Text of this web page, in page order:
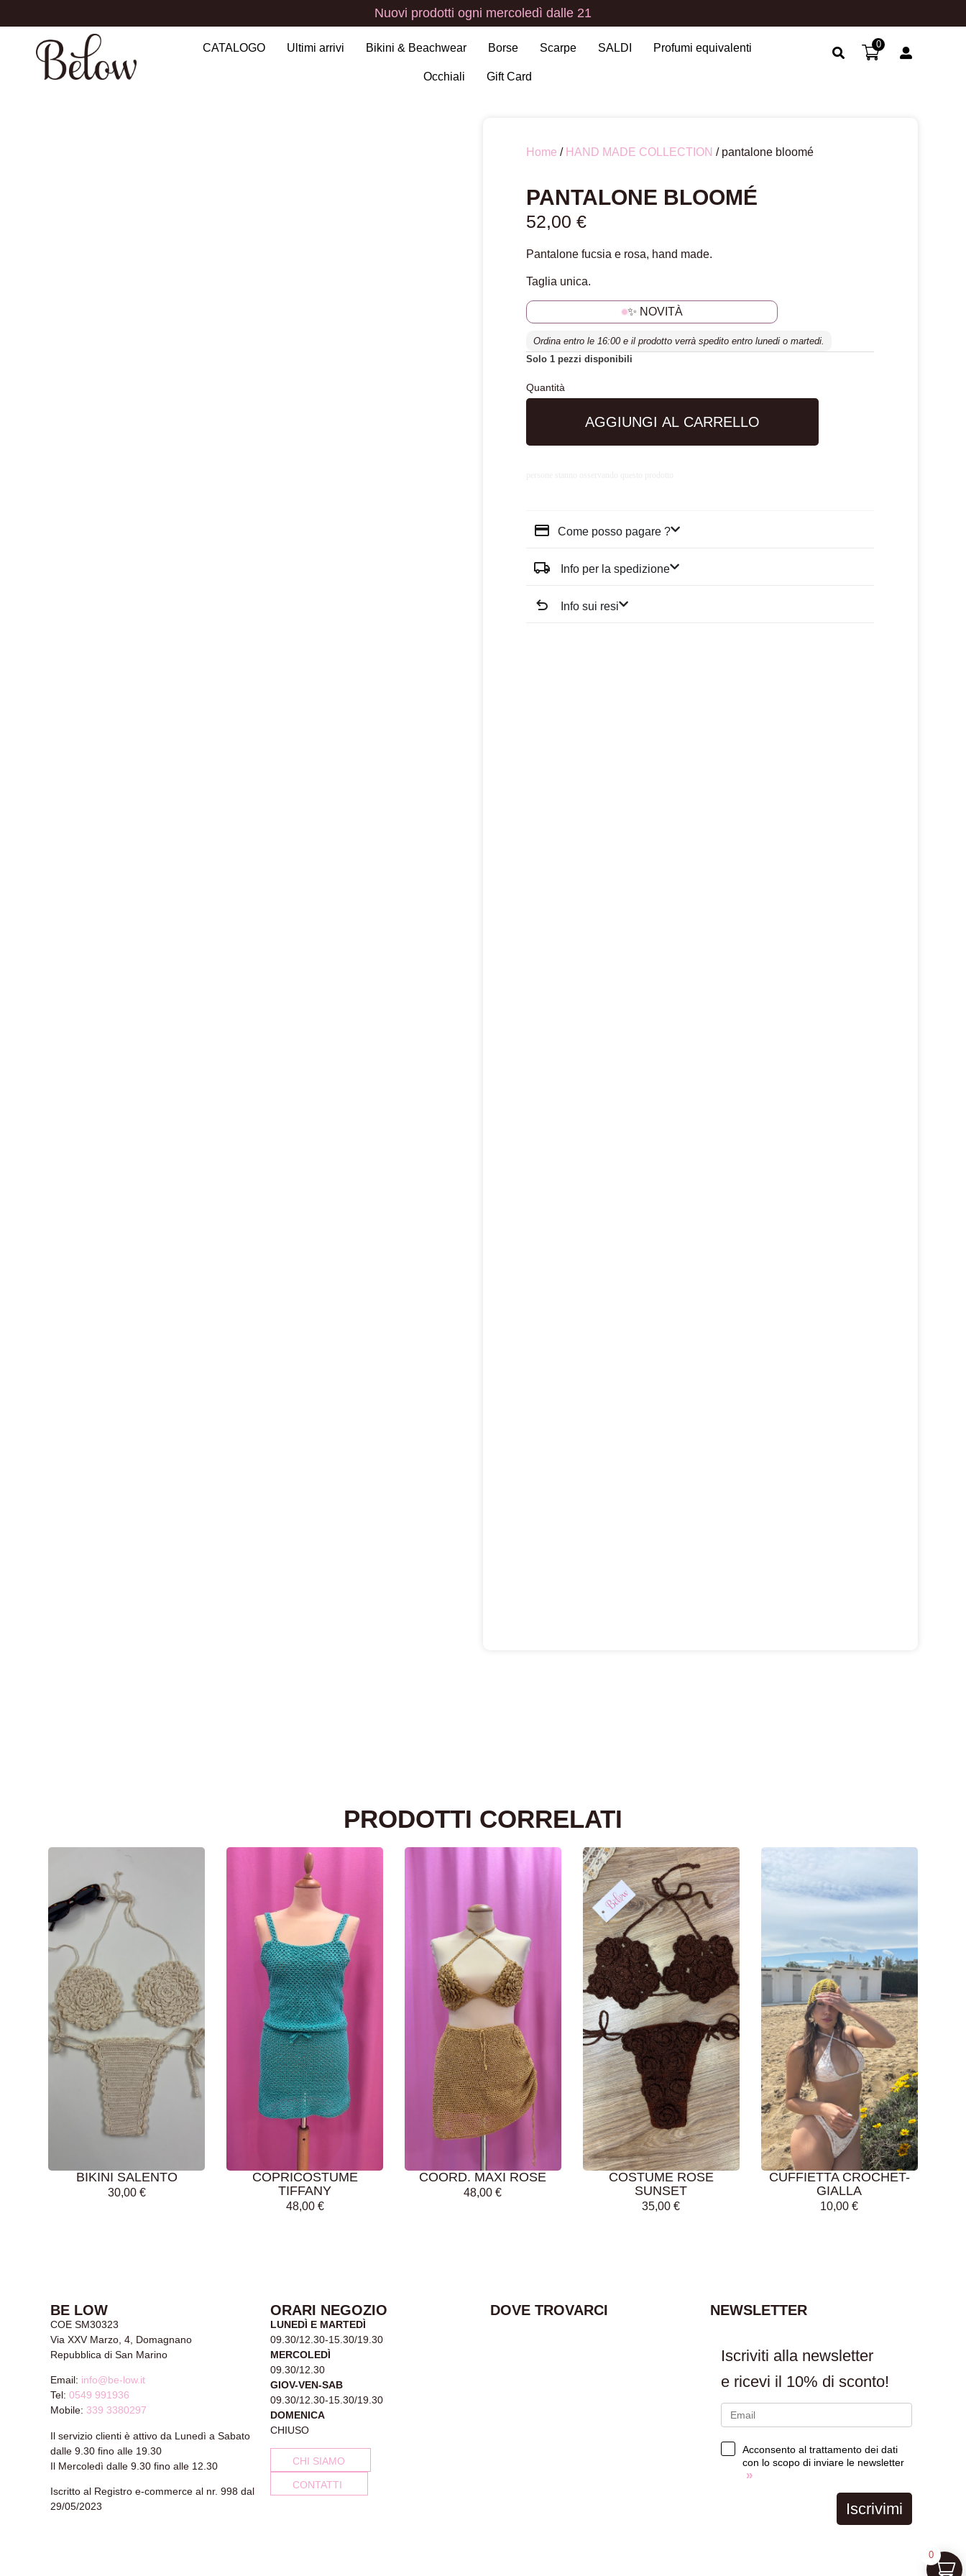
Nuovi prodotti ogni mercoledì dalle 21
CATALOGO Ultimi arrivi Bikini & Beachwear Borse Scarpe SALDI Profumi equivalenti
Occhiali Gift Card
0
Home / HAND MADE COLLECTION / pantalone bloomé
PANTALONE BLOOMÉ
52,00€
Pantalone fucsia e rosa, hand made.
Taglia unica.
✨ NOVITÀ
Ordina entro le 16:00 e il prodotto verrà spedito entro lunedi o martedi.
Solo 1 pezzi disponibili
AGGIUNGI AL CARRELLO
Come posso pagare ?
Info per la spedizione
Info sui resi
PRODOTTI CORRELATI
BIKINI SALENTO
30,00 €
CARRELLO
COPRICOSTUME
TIFFANY
48,00 €
CARRELLO
COORD. MAXI ROSE
48,00€
CARRELLO
COSTUME ROSE
SUNSET
35,00€
AGGIUNGI AL
CARRELLO
CUFFIETTA CROCHET-
GIALLA
10,00€
AGGIUNGI AL
CARRELLO
BE LOW
COE SM30323
Via XXV Marzo, 4, Domagnano
Repubblica di San Marino
Email: info@be-low.it
Tel: 0549 991936
Mobile: 339 3380297
Il servizio clienti è attivo da Lunedì a Sabato
dalle 9.30 fino alle 19.30
Il Mercoledì dalle 9.30 fino alle 12.30
Iscritto al Registro e-commerce al nr. 998 dal
29/05/2023
ORARI NEGOZIO
LUNEDÌ E MARTEDÌ
09.30/12.30-15.30/19.30
MERCOLEDÌ
09.30/12.30
GIOV-VEN-SAB
09.30/12.30-15.30/19.30
DOMENICA
CHIUSO
CHI SIAMO
CONTATTI
DOVE TROVARCI NEWSLETTER
Iscriviti alla newsletter
e ricevi il 10% di sconto!
Acconsento al trattamento dei dati
con lo scopo di inviare le newsletter
»
Iscrivimi
0